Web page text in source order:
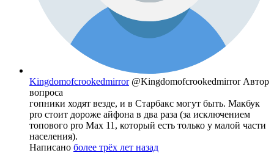
Kingdomofcrookedmirror @Kingdomofcrookedmirror Автор
вопроса
гопники ходят везде, и в Старбакс могут быть. Макбук
pro стоит дороже айфона в два раза (за исключением
топового pro Max 11, который есть только у малой части
населения).
Написано более трёх лет назад